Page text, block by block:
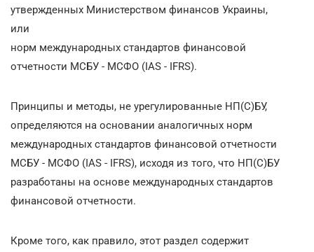
утвержденных Министерством финансов Украины,
или
норм международных стандартов финансовой
отчетности МСБУ - МСФО (IAS - IFRS).
Принципы и методы, не урегулированные НП(С)БУ,
определяются на основании аналогичных норм
международных стандартов финансовой отчетности
МСБУ - МСФО (IAS - IFRS), исходя из того, что НП(С)БУ
разработаны на основе международных стандартов
финансовой отчетности.
Кроме того, как правило, этот раздел содержит